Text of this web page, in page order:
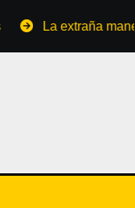
La extraña manera de